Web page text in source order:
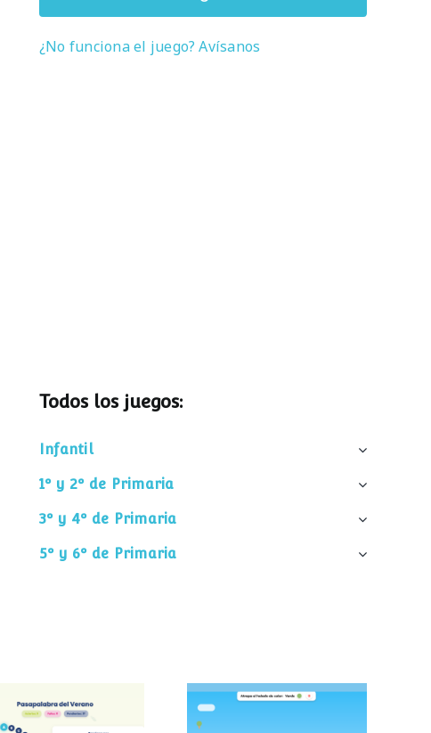
¿No funciona el juego? Avísanos
Todos los juegos:
Infantil
1º y 2º de Primaria
3º y 4º de Primaria
5º y 6º de Primaria